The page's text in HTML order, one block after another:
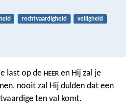
rechtvaardigheid veiligheid
last op de HEER en Hij zal je
nooit zal Hij dulden dat een
ten val komt.